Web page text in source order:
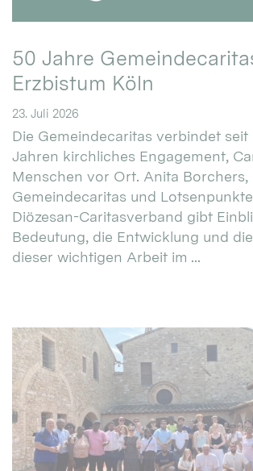
50 Jahre
Erzbistum Köln
23. Juli 2026
Die Gemeindecaritas verbindet seit
Jahren kirchliches Engagement,
Menschen vor Ort. Anita Borchers,
Gemeindecaritas und
Diözesan-Caritasverband gibt
Bedeutung, die Entwicklung und
dieser wichtigen Arbeit im ...